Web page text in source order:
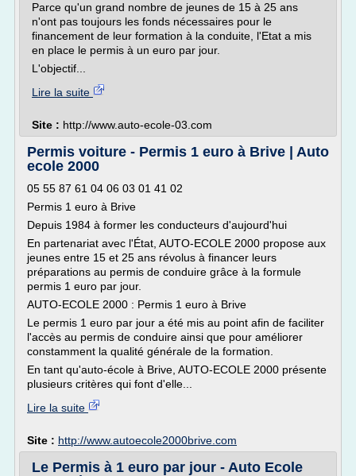
Parce qu'un grand nombre de jeunes de 15 à 25 ans
n'ont pas toujours les fonds nécessaires pour le
financement de leur formation à la conduite, l'Etat a mis
en place le permis à un euro par jour.
L'objectif...
Lire la suite
Site : http://www.auto-ecole-03.com
Permis voiture - Permis 1 euro à Brive | Auto
ecole 2000
05 55 87 61 04 06 03 01 41 02
Permis 1 euro à Brive
Depuis 1984 à former les conducteurs d'aujourd'hui
En partenariat avec l'État, AUTO-ECOLE 2000 propose aux
jeunes entre 15 et 25 ans révolus à financer leurs
préparations au permis de conduire grâce à la formule
permis 1 euro par jour.
AUTO-ECOLE 2000 : Permis 1 euro à Brive
Le permis 1 euro par jour a été mis au point afin de faciliter
l'accès au permis de conduire ainsi que pour améliorer
constamment la qualité générale de la formation.
En tant qu'auto-école à Brive, AUTO-ECOLE 2000 présente
plusieurs critères qui font d'elle...
Lire la suite
Site : http://www.autoecole2000brive.com
Le Permis à 1 euro par jour - Auto Ecole